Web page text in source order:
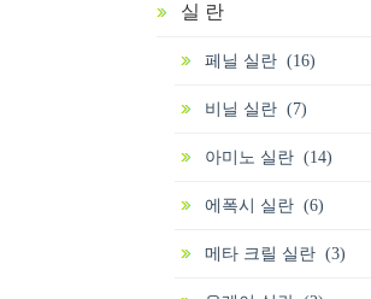
실 란
페닐 실란 (16)
비닐 실란 (7)
아미노 실란 (14)
에폭시 실란 (6)
메타 크릴 실란 (3)